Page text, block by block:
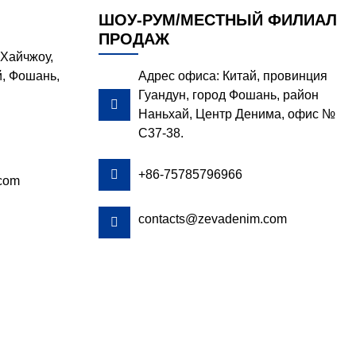
Фошань,
ШОУ-РУМ/МЕСТНЫЙ ФИЛИАЛ
ПРОДАЖ

Адрес офиса: Китай, провинция
Гуандун, город Фошань, район
Наньхай, Центр Денима, офис №
C37-38.
 +86-75785796966
 contacts@zevadenim.com